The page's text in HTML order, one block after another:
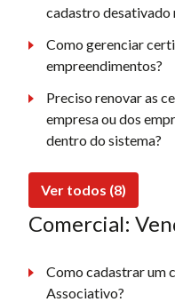
cadastro
Como gerenciar
empreendimentos?
Preciso renovar as
empresa ou dos
dentro do sistema?
Ver todos (8)
Comercial:
Como cadastrar um
Associativo?